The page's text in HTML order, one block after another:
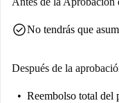
check_circleNo tendrás que
Después de la
Reembolso total del